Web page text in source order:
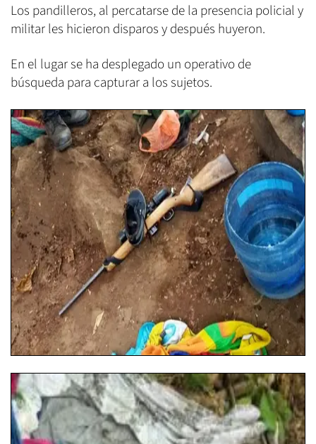
Los pandilleros, al percatarse de la presencia policial y
militar les hicieron disparos y después huyeron.
En el lugar se ha desplegado un operativo de
búsqueda para capturar a los sujetos.